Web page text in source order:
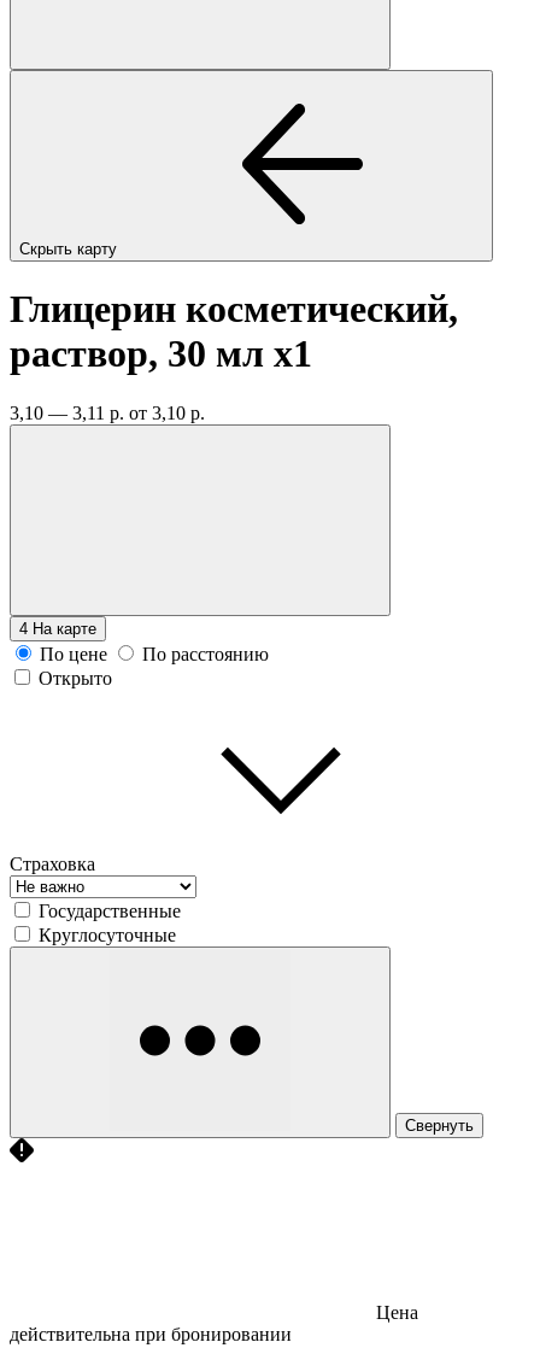
Скрыть карту
Глицерин косметический,
раствор, 30 мл x1
3,10 — 3,11 р. от 3,10 р.
4 На карте
По цене
По расстоянию
Открыто
Страховка
Государственные
Круглосуточные
Свернуть
Цена
действительна при бронировании